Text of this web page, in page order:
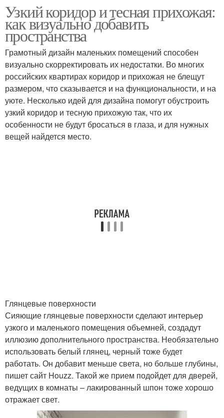
Узкий коридор и тесная прихожая:
как визуально добавить
пространства
Грамотный дизайн маленьких помещений способен
визуально скорректировать их недостатки. Во многих
российских квартирах коридор и прихожая не блещут
размером, что сказывается и на функциональности, и на
уюте. Несколько идей для дизайна помогут обустроить
узкий коридор и тесную прихожую так, что их
особенности не будут бросаться в глаза, и для нужных
вещей найдется место.
Глянцевые поверхности
Сияющие глянцевые поверхности сделают интерьер
узкого и маленького помещения объемней, создадут
иллюзию дополнительного пространства. Необязательно
использовать белый глянец, черный тоже будет
работать. Он добавит меньше света, но больше глубины,
пишет сайт Houzz. Такой же прием подойдет для дверей,
ведущих в комнаты – лакированный шпон тоже хорошо
отражает свет.